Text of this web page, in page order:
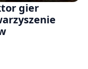
gier